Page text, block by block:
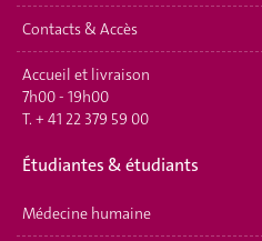
Contacts & Accès
Accueil et livraison
7h00 - 19h00
T. + 41 22 379 59 00
Étudiantes & étudiants
Médecine humaine